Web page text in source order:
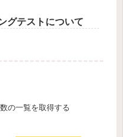
グテストについて
の一覧を取得する